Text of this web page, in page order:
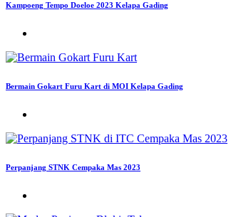
Kampoeng Tempo Doeloe 2023 Kelapa Gading
Bermain Gokart Furu Kart di MOI Kelapa Gading
Perpanjang STNK Cempaka Mas 2023